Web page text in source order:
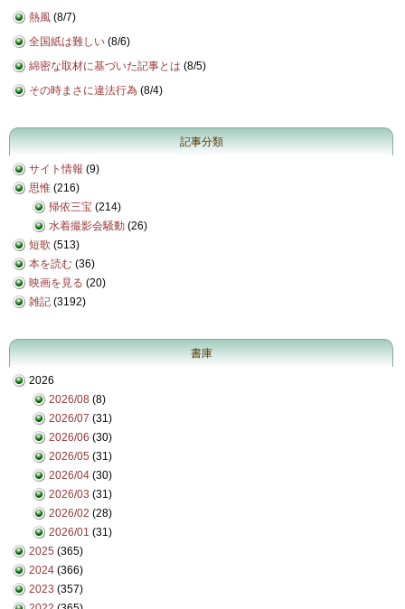
熱風 (8/7)
全国紙は難しい (8/6)
綿密な取材に基づいた記事とは (8/5)
その時まさに違法行為 (8/4)
記事分類
サイト情報 (9)
思惟 (216)
帰依三宝 (214)
水着撮影会騒動 (26)
短歌 (513)
本を読む (36)
映画を見る (20)
雑記 (3192)
書庫
2026
2026/08 (8)
2026/07 (31)
2026/06 (30)
2026/05 (31)
2026/04 (30)
2026/03 (31)
2026/02 (28)
2026/01 (31)
2025 (365)
2024 (366)
2023 (357)